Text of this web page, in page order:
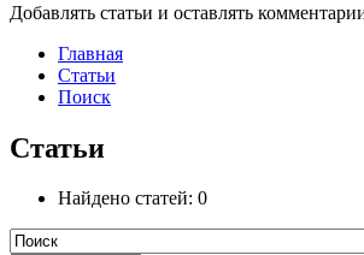
Добавлять статьи и оставлять
Главная
Статьи
Поиск
Статьи
Найдено статей: 0